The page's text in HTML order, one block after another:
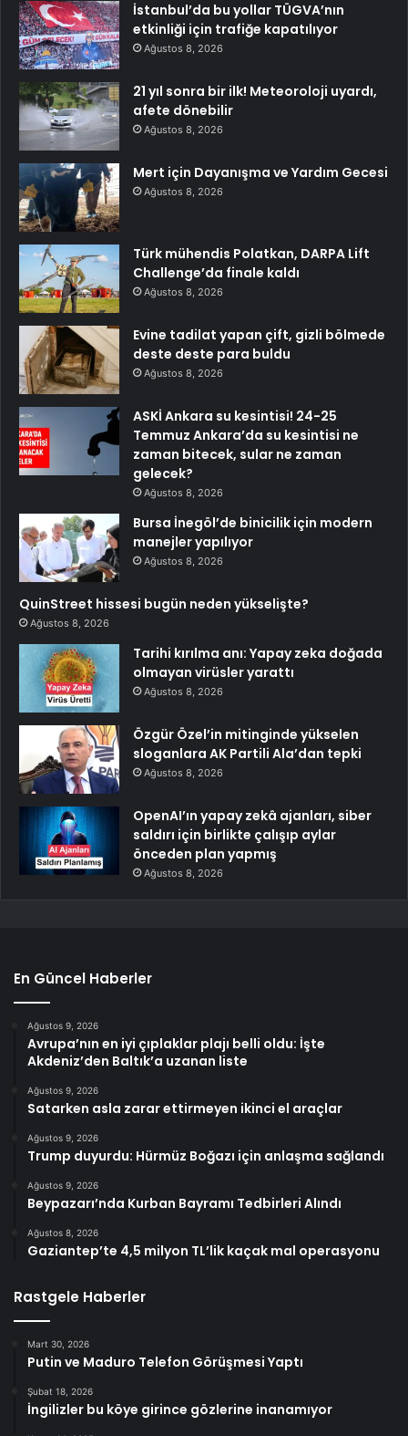
İstanbul’da bu yollar TÜGVA’nın
etkinliği için trafiğe kapatılıyor
Ağustos 8, 2026
21 yıl sonra bir ilk! Meteoroloji uyardı,
afete dönebilir
Ağustos 8, 2026
Mert için Dayanışma ve Yardım Gecesi
Ağustos 8, 2026
Türk mühendis Polatkan, DARPA Lift
Challenge’da finale kaldı
Ağustos 8, 2026
Evine tadilat yapan çift, gizli bölmede
deste deste para buldu
Ağustos 8, 2026
ASKİ Ankara su kesintisi! 24-25
Temmuz Ankara’da su kesintisi ne
zaman bitecek, sular ne zaman
gelecek?
Ağustos 8, 2026
Bursa İnegöl’de binicilik için modern
manejler yapılıyor
Ağustos 8, 2026
QuinStreet hissesi bugün neden yükselişte?
Ağustos 8, 2026
Tarihi kırılma anı: Yapay zeka doğada
olmayan virüsler yarattı
Ağustos 8, 2026
Özgür Özel’in mitinginde yükselen
sloganlara AK Partili Ala’dan tepki
Ağustos 8, 2026
OpenAI’ın yapay zekâ ajanları, siber
saldırı için birlikte çalışıp aylar
önceden plan yapmış
Ağustos 8, 2026
En Güncel Haberler
Ağustos 9, 2026
Avrupa’nın en iyi çıplaklar plajı belli oldu: İşte
Akdeniz’den Baltık’a uzanan liste
Ağustos 9, 2026
Satarken asla zarar ettirmeyen ikinci el araçlar
Ağustos 9, 2026
Trump duyurdu: Hürmüz Boğazı için anlaşma sağlandı
Ağustos 9, 2026
Beypazarı’nda Kurban Bayramı Tedbirleri Alındı
Ağustos 8, 2026
Gaziantep’te 4,5 milyon TL’lik kaçak mal operasyonu
Rastgele Haberler
Mart 30, 2026
Putin ve Maduro Telefon Görüşmesi Yaptı
Şubat 18, 2026
İngilizler bu köye girince gözlerine inanamıyor